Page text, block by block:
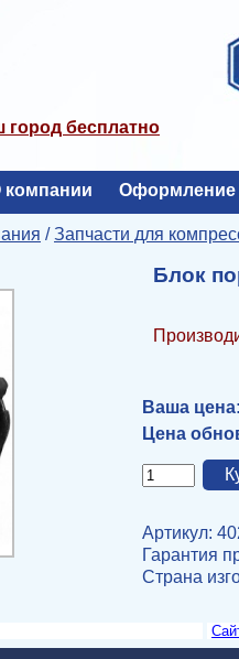
город бесплатно
компании Оформление
/Запчасти для
Блок
Ваша
Цена
Артикул:
Гарантия
Страна